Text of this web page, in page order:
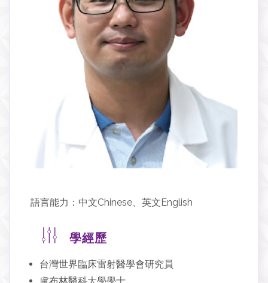
語言能力：中文Chinese、英文English
學經歷
台灣世界臨床雷射醫學會研究員